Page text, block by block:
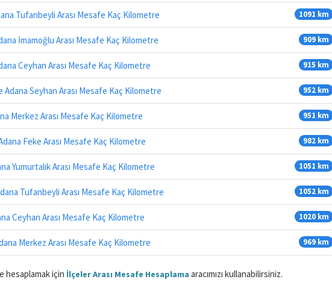
Tufanbeyli Arası Mesafe Kaç Kilometre 1091 km
İmamoğlu Arası Mesafe Kaç Kilometre 909 km
Ceyhan Arası Mesafe Kaç Kilometre 915 km
Adana Seyhan Arası Mesafe Kaç Kilometre 952 km
Merkez Arası Mesafe Kaç Kilometre 951 km
Feke Arası Mesafe Kaç Kilometre 982 km
Yumurtalık Arası Mesafe Kaç Kilometre 1051 km
Tufanbeyli Arası Mesafe Kaç Kilometre 1052 km
Ceyhan Arası Mesafe Kaç Kilometre 1020 km
Merkez Arası Mesafe Kaç Kilometre 969 km
hesaplamak için İlçeler Arası Mesafe Hesaplama aracımızı kullanabilirsiniz.